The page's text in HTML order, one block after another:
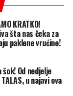
KRATKO!
šta nas čeka za
paklene vrućine!
Od nedjelje
u najavi ova